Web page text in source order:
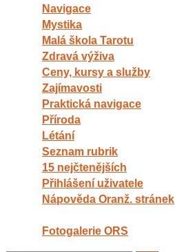
Navigace
Mystika
Malá škola Tarotu
Zdravá výživa
Ceny, kursy a služby
Zajímavosti
Praktická navigace
Příroda
Létání
Seznam rubrik
15 nejčtenějších
Přihlášení uživatele
Nápověda Oranž. stránek
Fotogalerie ORS